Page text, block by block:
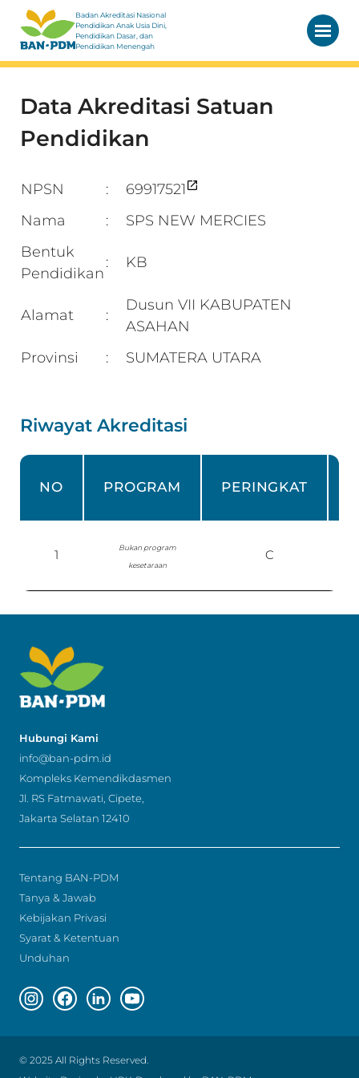
Badan Akreditasi Nasional
Pendidikan Anak Usia Dini,
Pendidikan Dasar, dan
Pendidikan Menengah
Data Akreditasi Satuan
Pendidikan
NPSN :
69917521
Nama
:
SPS NEW MERCIES
Bentuk
Pendidikan
: KB
Alamat :
Dusun VII KABUPATEN
ASAHAN
Provinsi
: SUMATERA UTARA
Riwayat Akreditasi
NO PROGRAM PERINGKAT
1
Bukan program
kesetaraan
C
Hubungi Kami
info@ban-pdm.id
Kompleks Kemendikdasmen
Jl. RS Fatmawati, Cipete,
Jakarta Selatan 12410
Tentang BAN-PDM
Tanya & Jawab
Kebijakan Privasi
Syarat & Ketentuan
Unduhan
© 2025 All Rights Reserved.